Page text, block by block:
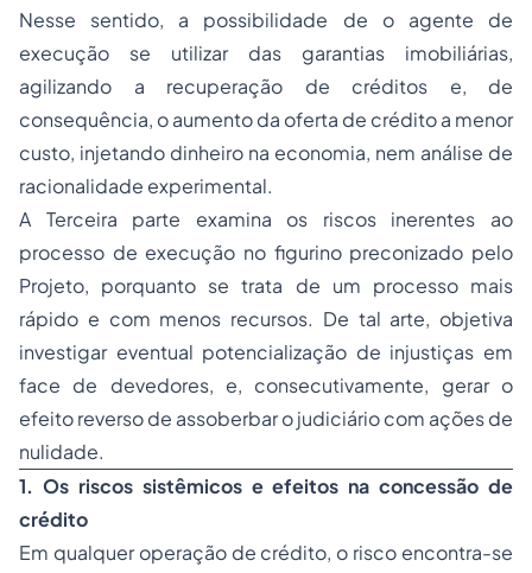
Nesse sentido, a possibilidade de o agente de
execução se utilizar das garantias imobiliárias,
agilizando a recuperação de créditos e, de
consequência, o aumento da oferta de crédito a menor
custo, injetando dinheiro na economia, nem análise de
racionalidade experimental.
A Terceira parte examina os riscos inerentes ao
processo de execução no figurino preconizado pelo
Projeto, porquanto se trata de um processo mais
rápido e com menos recursos. De tal arte, objetiva
investigar eventual potencialização de injustiças em
face de devedores, e, consecutivamente, gerar o
efeito reverso de assoberbar o judiciário com ações de
nulidade.
1. Os riscos sistêmicos e efeitos na concessão de
crédito
Em qualquer operação de crédito, o risco encontra-se